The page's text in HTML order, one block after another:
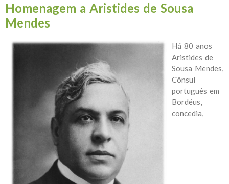
Homenagem a Aristides de Sousa
Mendes
Há 80 anos
Aristides de
Sousa Mendes,
Cônsul
português em
Bordéus,
concedia,